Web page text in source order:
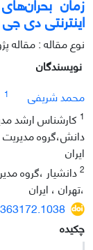
اینترنتی دی جی
نوع مقاله :
نویسندگان
محمد شریفی
1
1 کارشناس ارشد
دانش،گروه مدیریت
ایران
2دانشیار ،گروه
،تهران ، ایران
چکیده